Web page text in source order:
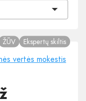
vertės mokestis
ŽŪV Ekspertų skiltis